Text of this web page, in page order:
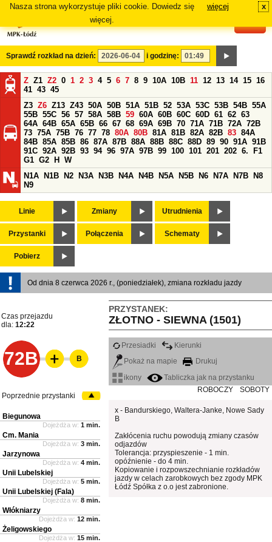
Nasza strona wykorzystuje pliki cookie. Dowiedz się
więcej.
więcej x
Sprawdź rozkład na dzień: i godzinę:
Z Z1 Z2 0 1 2 3 4 5 6 7 8 9 10A 10B 11 12 13 14 15 16
41 43 45
Z3 Z6 Z13 Z43 50A 50B 51A 51B 52 53A 53C 53B 54B 55A
55B 55C 56 57 58A 58B 59 60A 60B 60C 60D 61 62 63
64A 64B 65A 65B 66 67 68 69A 69B 70 71A 71B 72A 72B
73 75A 75B 76 77 78 80A 80B 81A 81B 82A 82B 83 84A
84B 85A 85B 86 87A 87B 88A 88B 88C 88D 89 90 91A 91B
91C 92A 92B 93 94 96 97A 97B 99 100 101 201 202 6.
F1
G1 G2 H
W
N1A
N1B N2 N3A N3B N4A N4B N5A N5B N6 N7A N7B
N8
N9
Linie Zmiany Utrudnienia
Przystanki Połączenia Schematy
Pobierz
Od dnia 8 czerwca 2026 r., (poniedziałek), zmiana rozkładu jazdy
PRZYSTANEK:
ZŁOTNO - SIEWNA (1501)
Czas przejazdu
dla: 12:22
72B
Przesiadki
Kierunki
Pokaż na mapie
Drukuj
ikony
Tabliczka jak na przystanku
ROBOCZY
SOBOTY
x - Bandurskiego, Waltera-Janke, Nowe Sady
B
Zakłócenia ruchu powodują zmiany czasów
odjazdów
Tolerancja: przyspieszenie - 1 min.
opóźnienie - do 4 min.
Kopiowanie i rozpowszechnianie rozkładów
jazdy w celach zarobkowych bez zgody MPK
Łódź Spółka z o.o jest zabronione.
B
Poprzednie przystanki
Biegunowa
Dojeżdża w: 1 min.
Cm. Mania
Dojeżdża w: 3 min.
Jarzynowa
Dojeżdża w: 4 min.
Unii Lubelskiej
Dojeżdża w: 5 min.
Unii Lubelskiej (Fala)
Dojeżdża w: 8 min.
Włókniarzy
Dojeżdża w: 12 min.
Żeligowskiego
Dojeżdża w: 15 min.